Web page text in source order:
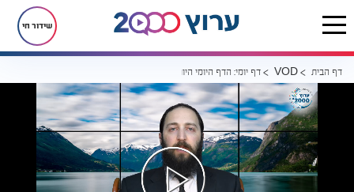
שידור חי
דף הבית VOD דף יומי: הדף היומי היום לצפיה - יומא כ"ח |הרב פנחס יוסף אקרב